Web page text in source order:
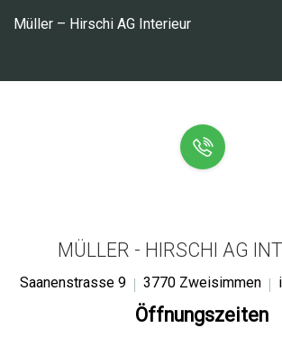
Inhalt
Müller – Hirschi AG Interieur
MÜLLER - HIRSCHI AG
Saanenstrasse 9 3770 Zweisimmen
Öffnungszeiten